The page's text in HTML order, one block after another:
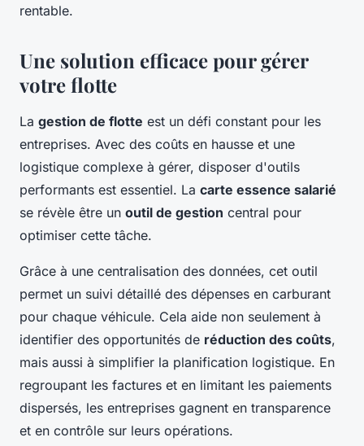
rentable.
Une solution efficace pour gérer
votre flotte
La gestion de flotte est un défi constant pour les
entreprises. Avec des coûts en hausse et une
logistique complexe à gérer, disposer d'outils
performants est essentiel. La carte essence salarié
se révèle être un outil de gestion central pour
optimiser cette tâche.
Grâce à une centralisation des données, cet outil
permet un suivi détaillé des dépenses en carburant
pour chaque véhicule. Cela aide non seulement à
identifier des opportunités de réduction des coûts,
mais aussi à simplifier la planification logistique. En
regroupant les factures et en limitant les paiements
dispersés, les entreprises gagnent en transparence
et en contrôle sur leurs opérations.